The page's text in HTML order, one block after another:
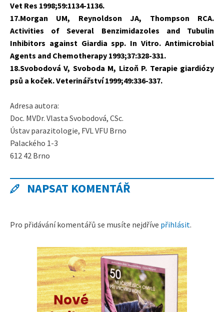
Vet Res 1998;59:1134-1136.
17.Morgan UM, Reynoldson JA, Thompson RCA.
Activities of Several Benzimidazoles and Tubulin
Inhibitors against Giardia spp. In Vitro. Antimicrobial
Agents and Chemotherapy 1993;37:328-331.
18.Svobodová V, Svoboda M, Lizoň P. Terapie giardiózy
psů a koček. Veterinářství 1999;49:336-337.
Adresa autora:
Doc. MVDr. Vlasta Svobodová, CSc.
Ústav parazitologie, FVL VFU Brno
Palackého 1-3
612 42 Brno
NAPSAT KOMENTÁŘ
Pro přidávání komentářů se musíte nejdříve přihlásit.